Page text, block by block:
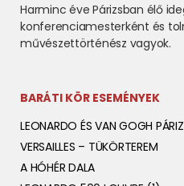
Harminc éve Párizsban élő
konferenciamesterként és
művészettörténész vagyok.
BARÁTI KÖR ESEMÉNYEK
LEONARDO ÉS VAN GOGH
VERSAILLES – TÜKÖRTEREM
A HÓHÉR DALA